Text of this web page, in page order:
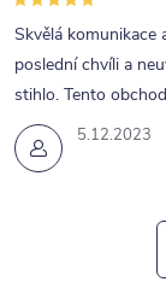
5.12.2023
Skvělá komunikace
poslední chvíli a
stihlo. Tento